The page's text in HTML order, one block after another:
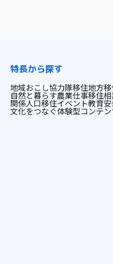
特長から探す
地域おこし協力隊移住地方
自然と暮らす農業仕事移住
関係人口移住イベント教育
文化をつなぐ体験型コンテ